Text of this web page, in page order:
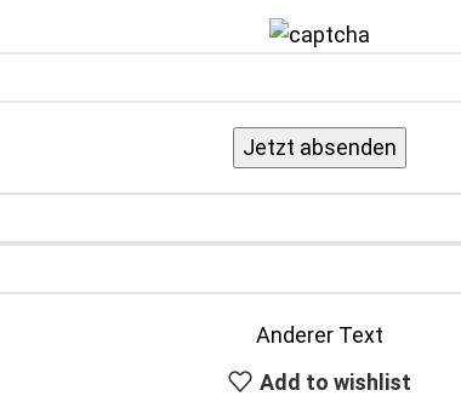
Anderer Text
Add to wishlist